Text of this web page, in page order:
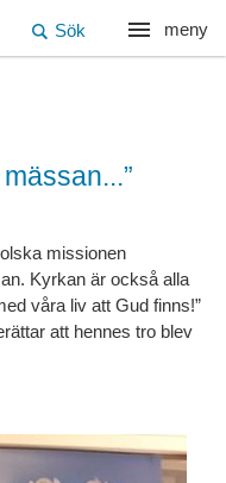
meny
Sök
missionen
Kyrkan är också alla
våra liv att Gud finns!”
att hennes tro blev